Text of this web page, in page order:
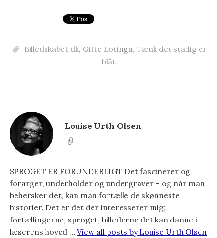
Billedskabet.dk, Gitte Lotinga, Tænk det stadig er
blåt
Louise Urth Olsen
SPROGET ER FORUNDERLIGT Det fascinerer og
forarger, underholder og undergraver – og når man
behersker det, kan man fortælle de skønneste
historier. Det er det der interesserer mig;
fortællingerne, sproget, billederne det kan danne i
læserens hoved … View all posts by Louise Urth Olsen